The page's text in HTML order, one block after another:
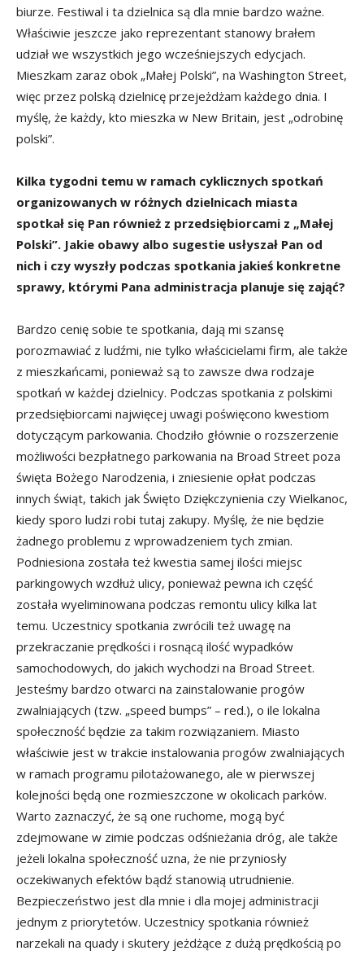
biurze. Festiwal i ta dzielnica są dla mnie bardzo ważne.
Właściwie jeszcze jako reprezentant stanowy brałem
udział we wszystkich jego wcześniejszych edycjach.
Mieszkam zaraz obok „Małej Polski”, na Washington Street,
więc przez polską dzielnicę przejeżdżam każdego dnia. I
myślę, że każdy, kto mieszka w New Britain, jest „odrobinę
polski”.
Kilka tygodni temu w ramach cyklicznych spotkań
organizowanych w różnych dzielnicach miasta
spotkał się Pan również z przedsiębiorcami z „Małej
Polski”. Jakie obawy albo sugestie usłyszał Pan od
nich i czy wyszły podczas spotkania jakieś konkretne
sprawy, którymi Pana administracja planuje się zająć?
Bardzo cenię sobie te spotkania, dają mi szansę
porozmawiać z ludźmi, nie tylko właścicielami firm, ale także
z mieszkańcami, ponieważ są to zawsze dwa rodzaje
spotkań w każdej dzielnicy. Podczas spotkania z polskimi
przedsiębiorcami najwięcej uwagi poświęcono kwestiom
dotyczącym parkowania. Chodziło głównie o rozszerzenie
możliwości bezpłatnego parkowania na Broad Street poza
święta Bożego Narodzenia, i zniesienie opłat podczas
innych świąt, takich jak Święto Dziękczynienia czy Wielkanoc,
kiedy sporo ludzi robi tutaj zakupy. Myślę, że nie będzie
żadnego problemu z wprowadzeniem tych zmian.
Podniesiona została też kwestia samej ilości miejsc
parkingowych wzdłuż ulicy, ponieważ pewna ich część
została wyeliminowana podczas remontu ulicy kilka lat
temu. Uczestnicy spotkania zwrócili też uwagę na
przekraczanie prędkości i rosnącą ilość wypadków
samochodowych, do jakich wychodzi na Broad Street.
Jesteśmy bardzo otwarci na zainstalowanie progów
zwalniających (tzw. „speed bumps” – red.), o ile lokalna
społeczność będzie za takim rozwiązaniem. Miasto
właściwie jest w trakcie instalowania progów zwalniających
w ramach programu pilotażowanego, ale w pierwszej
kolejności będą one rozmieszczone w okolicach parków.
Warto zaznaczyć, że są one ruchome, mogą być
zdejmowane w zimie podczas odśnieżania dróg, ale także
jeżeli lokalna społeczność uzna, że nie przyniosły
oczekiwanych efektów bądź stanowią utrudnienie.
Bezpieczeństwo jest dla mnie i dla mojej administracji
jednym z priorytetów. Uczestnicy spotkania również
narzekali na quady i skutery jeżdżące z dużą prędkością po